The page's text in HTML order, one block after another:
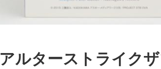
アルターストライク